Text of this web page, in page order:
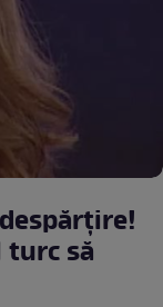
să